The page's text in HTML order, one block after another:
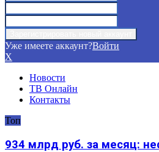
Уже имеете аккаунт?Войти
X
Новости
ТВ Онлайн
Контакты
Топ
934 млрд руб. за месяц: